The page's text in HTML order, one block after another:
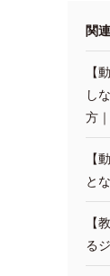
関
【
し
方
【
と
【
る